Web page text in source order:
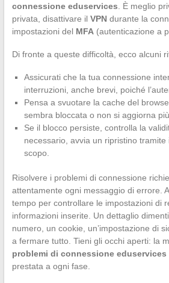
connessione eduservices . È meglio
privata, disattivare il VPNdurante la
impostazioni del MFA(autenticazione a
Di fronte a queste difficoltà, ecco alcuni
Assicurati che la tua connessione
interruzioni, anche brevi, poiché
Pensa a svuotare la cache del
sembra bloccata o non si aggiorna più.
Se il blocco persiste, controlla la
necessario, avvia un ripristino tramite
scopo.
Risolvere i problemi di connessione
attentamente ogni messaggio di errore.
tempo per controllare le impostazioni di
informazioni inserite. Un dettaglio
numero, un cookie, un’impostazione di
a fermare tutto. Tieni gli occhi aperti: la
problemi di connessione eduservices
prestata a ogni fase.